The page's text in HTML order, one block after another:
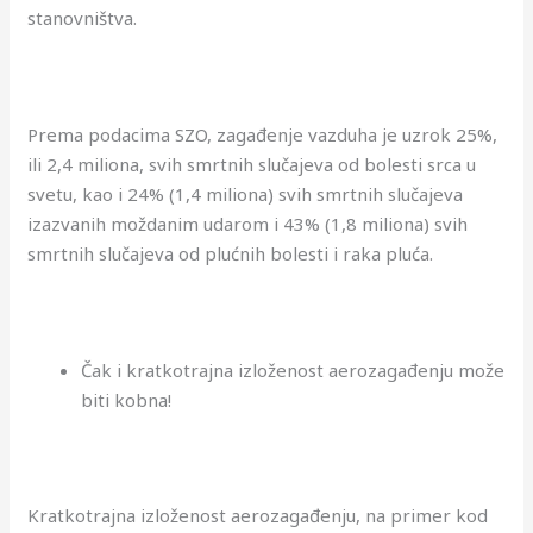
stanovništva.
Prema podacima SZO, zagađenje vazduha je uzrok 25%,
ili 2,4 miliona, svih smrtnih slučajeva od bolesti srca u
svetu, kao i 24% (1,4 miliona) svih smrtnih slučajeva
izazvanih moždanim udarom i 43% (1,8 miliona) svih
smrtnih slučajeva od plućnih bolesti i raka pluća.
Čak i kratkotrajna izloženost aerozagađenju može
biti kobna!
Kratkotrajna izloženost aerozagađenju, na primer kod